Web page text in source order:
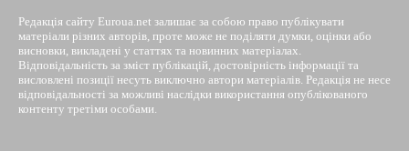
Редакція сайту Euroua.net залишає за собою право публікувати
матеріали різних авторів, проте може не поділяти думки, оцінки або
висновки, викладені у статтях та новинних матеріалах.
Відповідальність за зміст публікацій, достовірність інформації та
висловлені позиції несуть виключно автори матеріалів. Редакція не несе
відповідальності за можливі наслідки використання опублікованого
контенту третіми особами.